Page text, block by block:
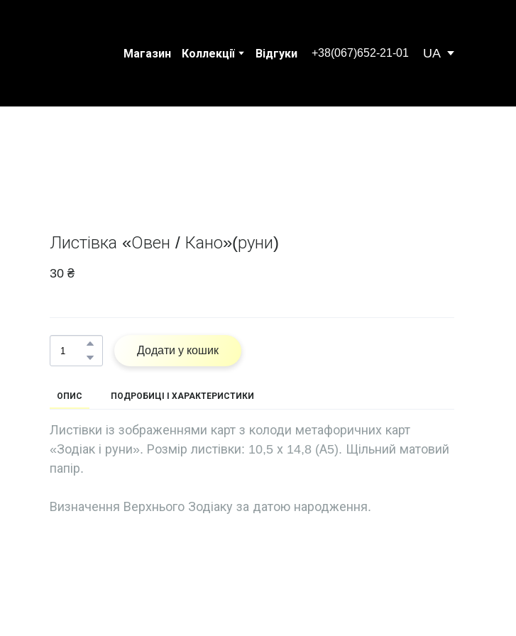
Магазин Коллекції Відгуки +38(067)652-21-01 UA
Листівка «Овен / Кано»(руни)
30 ₴
Додати у кошик
ОПИС ПОДРОБИЦІ І ХАРАКТЕРИСТИКИ
Листівки із зображеннями карт з колоди метафоричних карт
«Зодіак і руни». Розмір листівки: 10,5 х 14,8 (А5). Щільний матовий
папір.
Визначення Верхнього Зодіаку за датою народження.